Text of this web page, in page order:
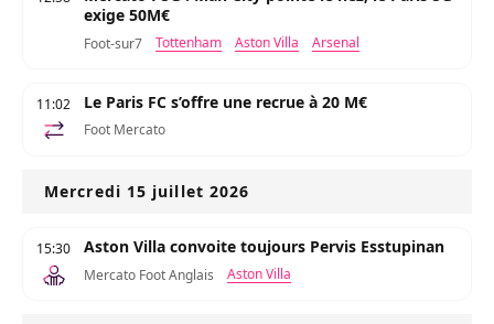
exige 50M€
Foot-sur7 Tottenham Aston Villa Arsenal
11:02 Le Paris FC s’offre une recrue à 20 M€
Foot Mercato
Mercredi 15 juillet 2026
15:30 Aston Villa convoite toujours Pervis Esstupinan
Mercato Foot Anglais Aston Villa